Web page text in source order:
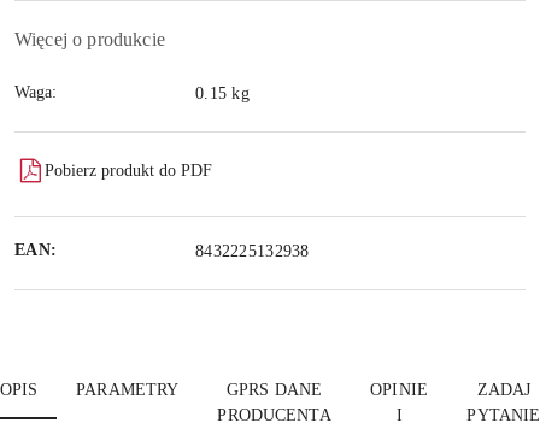
Więcej o produkcie
Waga: 0.15 kg
Pobierz produkt do PDF
EAN: 8432225132938
OPIS PARAMETRY
GPRS DANE
PRODUCENTA
OPINIE
I
ZADAJ
PYTANIE